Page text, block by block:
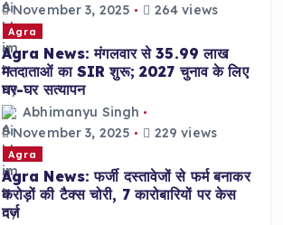
November 3, 2025
264 views
Agra
Agra News: मंगलवार से 35.99 लाख
मतदाताओं का SIR शुरू; 2027 चुनाव के लिए
घर-घर सत्यापन
Abhimanyu Singh
November 3, 2025
229 views
Agra
Agra News: फर्जी दस्तावेजों से फर्म बनाकर
करोड़ों की टैक्स चोरी, 7 कारोबारियों पर केस
दर्ज